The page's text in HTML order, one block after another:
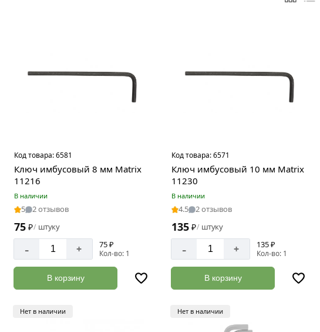
Код товара:6581
Ключ имбусовый 8 мм Matriх
11216
В наличии
5 2 отзывов
75 ₽/ штуку
- + 75 ₽
Кол-во: 1
В корзину
Код товара:6571
Ключ имбусовый 10 мм Matriх
11230
В наличии
4.5 2 отзывов
135 ₽/ штуку
- + 135 ₽
Кол-во: 1
В корзину
Нет в наличии Нет в наличии